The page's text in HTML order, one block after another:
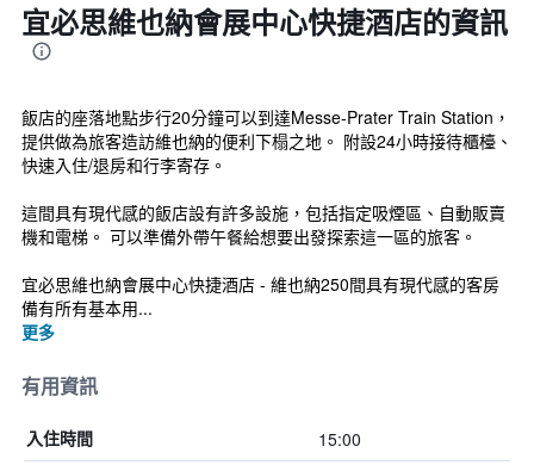
宜必思維也納會展中心快捷酒店的資訊
飯店的座落地點步行20分鐘可以到達Messe-Prater Train Station，
提供做為旅客造訪維也納的便利下榻之地。 附設24小時接待櫃檯、
快速入住/退房和行李寄存。
這間具有現代感的飯店設有許多設施，包括指定吸煙區、自動販賣
機和電梯。 可以準備外帶午餐給想要出發探索這一區的旅客。
宜必思維也納會展中心快捷酒店 - 維也納250間具有現代感的客房
備有所有基本用...
更多
有用資訊
入住時間 15:00